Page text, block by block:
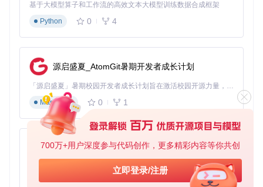
700万+用户深度参与代码创作，更多精彩内容等你共创
立即登录/注册
克隆项目代码库到本地
进入项目目录并安装依赖
cd thermalmonitordDisabler
为什么这样做：这一步确保您拥有工具的完整代码和运行所需
的全部组件。requirements.txt文件中列出了所有必要的Pytho
n库，包括设备通信、界面渲染等关键模块。就像组装家具需
要先准备好所有零件，这一步为后续操作奠定基础。
基于大模型算子和工作流的高效文本大模型训练数据合成框架
Python
0 4
源启盛夏_AtomGit暑期开发者成长计划
「源启盛夏」暑期校园开发者成长计划旨在激活校园开源力量，通过积分激励、认证扶持、资源倾斜等形式，引导高校组织和开发者完成「入驻 — 建项目 — 做贡献 — 获认证 — 得资源」的完整闭环。无论你是想带领社团入驻平台的组织者，还是希望用代码贡献证明自己的开发者，都能在这里找到属于你的成长路径。
Markdown
0 1
py-xiaozhi
基于Python的Xiaozhi AI，适用于想要完整Xiaozhi体验而无需拥有专用硬件的用户。
Python
0 1